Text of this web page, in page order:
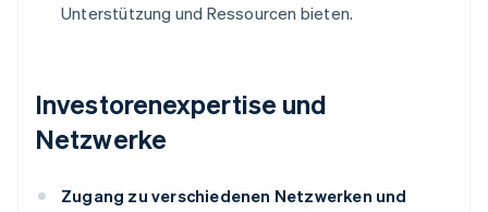
Unterstützung und Ressourcen bieten.
Investorenexpertise und
Netzwerke
Zugang zu verschiedenen Netzwerken und